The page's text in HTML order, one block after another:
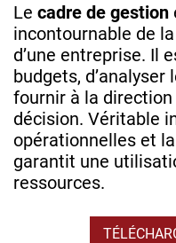
Le cadre de gestion
incontournable de
d’une entreprise. Il
budgets,
fournir à la direction
décision. Véritable
opérationnelles et
garantit une
ressources.